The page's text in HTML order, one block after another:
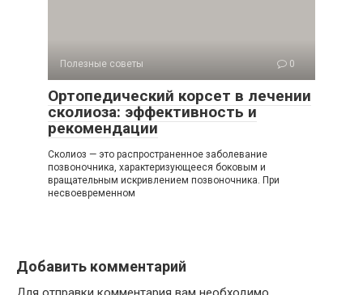
Полезные советы 0
Ортопедический корсет в лечении
сколиоза: эффективность и
рекомендации
Сколиоз — это распространенное заболевание
позвоночника, характеризующееся боковым и
вращательным искривлением позвоночника. При
несвоевременном
Добавить комментарий